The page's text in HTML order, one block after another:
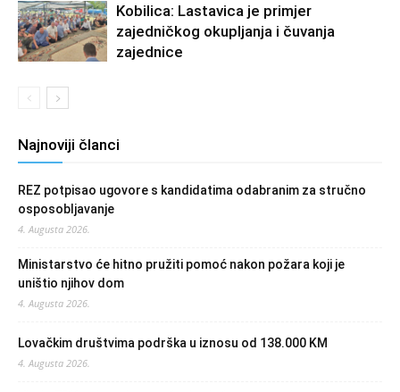
Kobilica: Lastavica je primjer
zajedničkog okupljanja i čuvanja
zajednice
Najnoviji članci
REZ potpisao ugovore s kandidatima odabranim za stručno
osposobljavanje
4. Augusta 2026.
Ministarstvo će hitno pružiti pomoć nakon požara koji je
uništio njihov dom
4. Augusta 2026.
Lovačkim društvima podrška u iznosu od 138.000 KM
4. Augusta 2026.